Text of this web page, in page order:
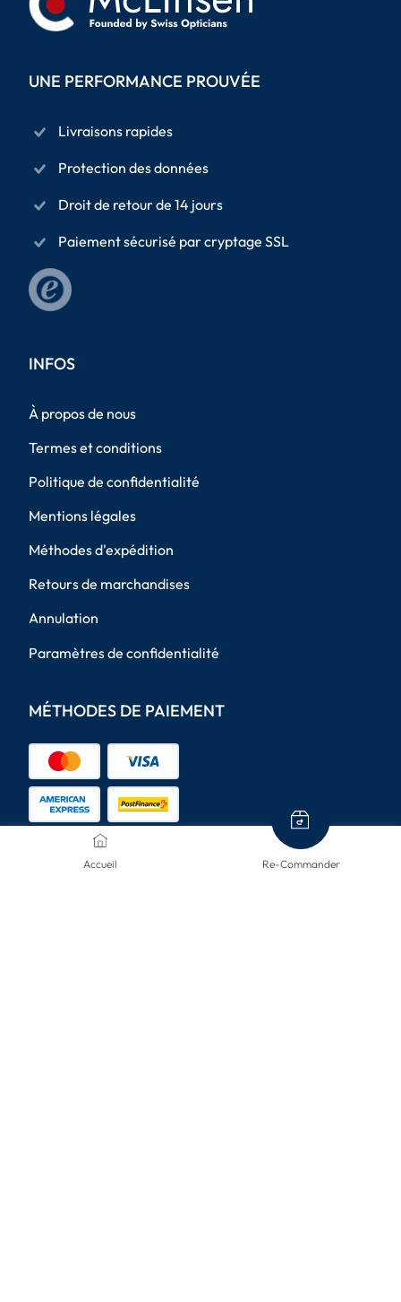
Accueil Re-Commander
UNE PERFORMANCE PROUVÉE
Livraisons rapides
Protection des données
Droit de retour de 14 jours
Paiement sécurisé par cryptage SSL
INFOS
À propos de nous
Termes et conditions
Politique de confidentialité
Mentions légales
Méthodes d'expédition
Retours de marchandises
Annulation
Paramètres de confidentialité
MÉTHODES DE PAIEMENT